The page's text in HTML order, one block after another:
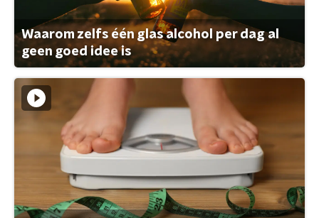
Waarom zelfs één glas alcohol per dag al
geen goed idee is